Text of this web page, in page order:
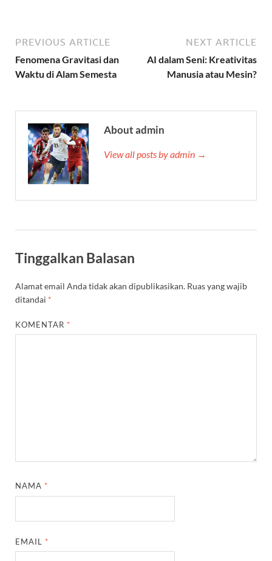
PREVIOUS ARTICLE
Fenomena Gravitasi dan
Waktu di Alam Semesta
NEXT ARTICLE
AI dalam Seni: Kreativitas
Manusia atau Mesin?
About admin
View all posts by admin →
Tinggalkan Balasan
Alamat email Anda tidak akan dipublikasikan. Ruas yang wajib
ditandai *
KOMENTAR *
NAMA *
EMAIL *